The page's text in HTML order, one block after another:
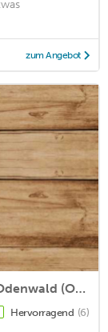
zum Angebot
Apartment for 6 persons in Sinsheim, Odenwald (Odenwald in Baden-Württemberg)<BR>2 bedrooms, 1 bathrm2
Hervorragend (6)